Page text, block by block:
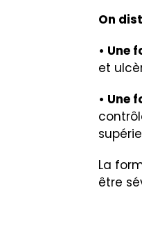
On
• Une
et
• Une
La
être